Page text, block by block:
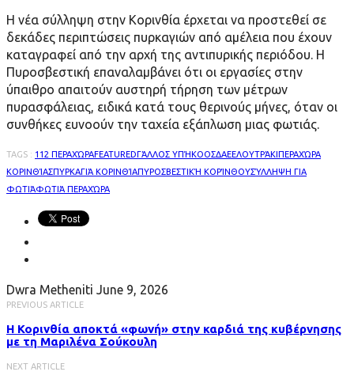
Η νέα σύλληψη στην Κορινθία έρχεται να προστεθεί σε
δεκάδες περιπτώσεις πυρκαγιών από αμέλεια που έχουν
καταγραφεί από την αρχή της αντιπυρικής περιόδου. Η
Πυροσβεστική επαναλαμβάνει ότι οι εργασίες στην
ύπαιθρο απαιτούν αυστηρή τήρηση των μέτρων
πυρασφάλειας, ειδικά κατά τους θερινούς μήνες, όταν οι
συνθήκες ευνοούν την ταχεία εξάπλωση μιας φωτιάς.
TAGS : 112 ΠΕΡΑΧΏΡΑFEATURED ΓΆΛΛΟΣ ΥΠΉΚΟΟΣΔΑΕΕΛΟΥΤΡΆΚΙ ΠΕΡΑΧΏΡΑ
ΚΟΡΙΝΘΊΑΣΠΥΡΚΑΓΙΆ ΚΟΡΙΝΘΊΑΠΥΡΟΣΒΕΣΤΙΚΉ ΚΟΡΊΝΘΟΥΣΎΛΛΗΨΗ ΓΙΑ
ΦΩΤΙΆΦΩΤΙΆ ΠΕΡΑΧΏΡΑ
Dwra Metheniti June 9, 2026
PREVIOUS ARTICLE
Η Κορινθία αποκτά «φωνή» στην καρδιά της κυβέρνησης
με τη Μαριλένα Σούκουλη
NEXT ARTICLE